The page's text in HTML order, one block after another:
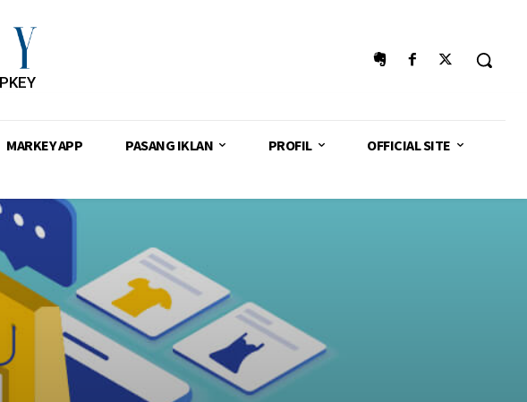
MARKEY APP PASANG IKLAN PROFIL OFFICIAL SITE